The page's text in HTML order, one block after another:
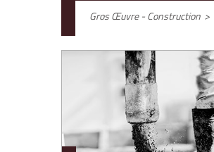
Gros Œuvre - Construction >